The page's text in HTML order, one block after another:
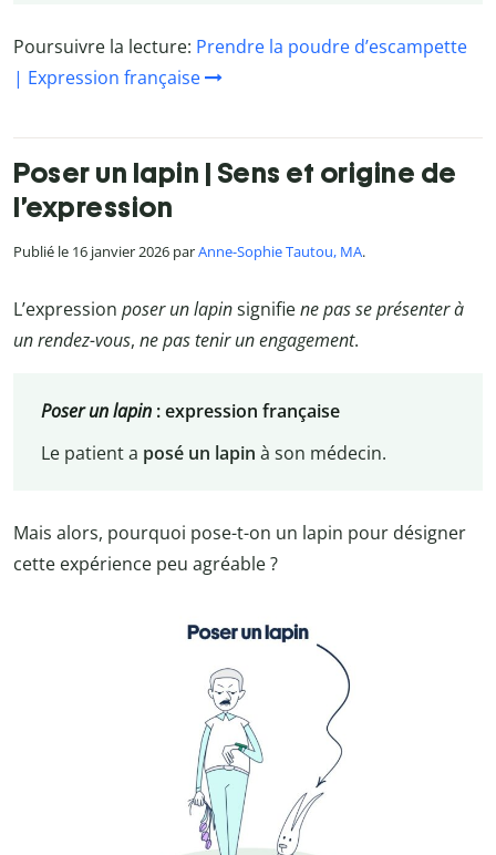
Poursuivre la lecture: Prendre la poudre d’escampette
| Expression française
Poser un lapin | Sens et origine de
l’expression
Publié le 16 janvier 2026 parAnne-Sophie Tautou, MA.
L’expression poser un lapinsignifiene pas se présenter à
un rendez-vous, ne pas tenir un engagement.
Poser un lapin : expression française
Le patient a posé un lapin à son médecin.
Mais alors, pourquoi pose-t-on un lapin pour désigner
cette expérience peu agréable ?